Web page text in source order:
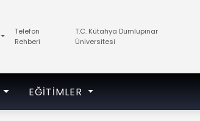
Telefon
Rehberi
T.C. Kütahya Dumlupınar
Üniversitesi
EĞITIMLER